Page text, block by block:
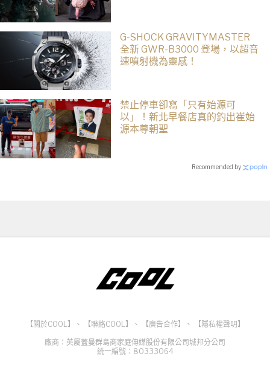
G-SHOCK GRAVITYMASTER
全新 GWR-B3000 登場，以超音
速噴射機為靈感！
禁止停車卻寫「只有始源可
以」！新北早餐店真的釣出崔始
源本尊朝聖
Recommended by
【關於COOL】 、 【聯絡COOL】 、 【廣告合作】 、
【隱私權聲明】
廠商：英屬蓋曼群島商家庭傳媒股份有限公司城邦分公司
統一編號：80333064